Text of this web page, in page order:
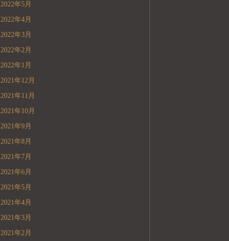
2022年5月
2022年4月
2022年3月
2022年2月
2022年1月
2021年12月
2021年11月
2021年10月
2021年9月
2021年8月
2021年7月
2021年6月
2021年5月
2021年4月
2021年3月
2021年2月